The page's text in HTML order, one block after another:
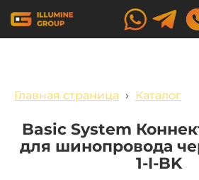
Главная страница › Каталог
Basic System
для шинопровода
1-I-BK